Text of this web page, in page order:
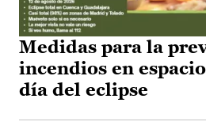
Medidas para la
incendios en
día del eclipse